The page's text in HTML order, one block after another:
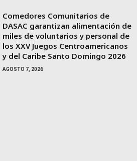
Comedores Comunitarios de
DASAC garantizan alimentación de
miles de voluntarios y personal de
los XXV Juegos Centroamericanos
y del Caribe Santo Domingo 2026
AGOSTO 7, 2026